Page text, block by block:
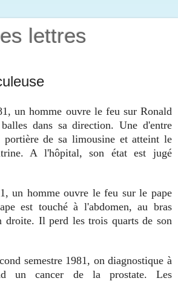
lettres
un homme ouvre le feu sur Ronald
dans sa direction. Une d'entre
de sa limousine et atteint le
A l'hôpital, son état est jugé
homme ouvre le feu sur le pape
est touché à l'abdomen, au bras
droite. Il perd les trois quarts de son
semestre 1981, on diagnostique à
un cancer de la prostate. Les